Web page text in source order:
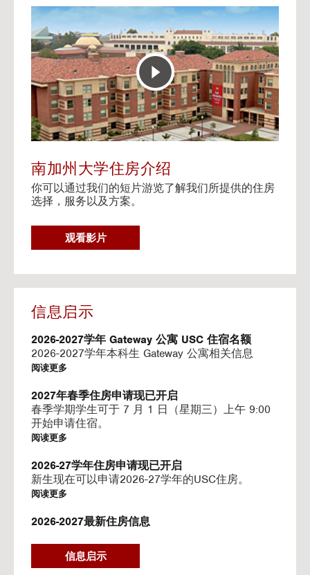
N
E
R
A
C
T
I
V
E
A
P
G
o
t
o
H
o
u
i
n
V
i
d
e
南加州大学住房介绍
你可以通过我们的短片游览了解我们所提供的住房
选择，服务以及方案。
G
O
O
U
S
I
N
V
I
D
E
O
观看影片
信息启示
2026-2027学年 Gateway 公寓 USC 住宿名额
2026-2027学年本科生 Gateway 公寓相关信息
阅读更多
2027年春季住房申请现已开启
春季学期学生可于 7 月 1 日（星期三）上午 9:00
开始申请住宿。
阅读更多
2026-27学年住房申请现已开启
新生现在可以申请2026-27学年的USC住房。
阅读更多
2026-2027最新住房信息
信息启示